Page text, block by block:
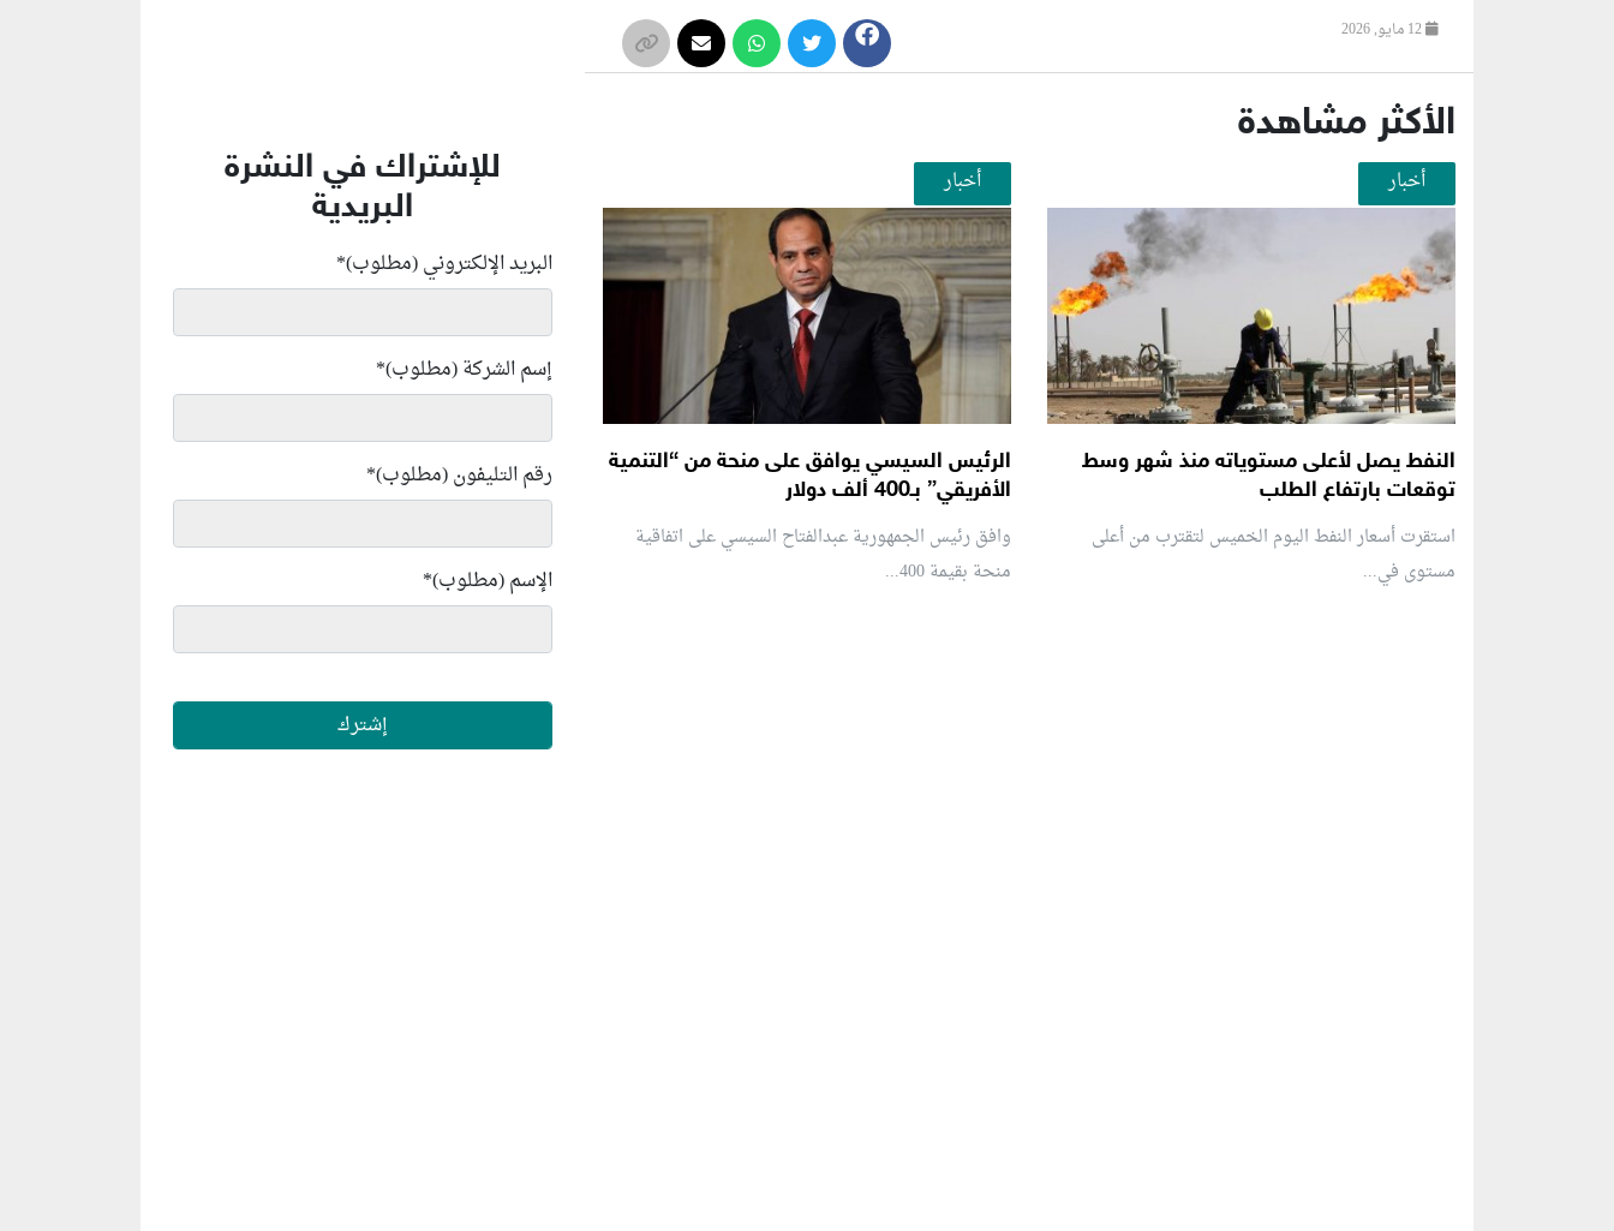
الأكثر مشاهدة
أخبار
النفط يصل لأعلى مستوياته منذ شهر وسط
توقعات بارتفاع الطلب
استقرت أسعار النفط اليوم الخميس لتقترب من أعلى
مستوى في...
أخبار
الرئيس السيسي يوافق على منحة من “التنمية
الأفريقي” بـ400 ألف دولار
وافق رئيس الجمهورية عبدالفتاح السيسي على اتفاقية
منحة بقيمة 400...
للإشتراك في النشرة
البريدية
البريد الإلكتروني (مطلوب)*
إسم الشركة (مطلوب)*
رقم التليفون (مطلوب)*
الإسم (مطلوب)*